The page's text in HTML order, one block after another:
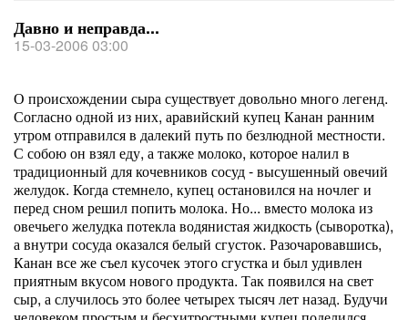
Давно и неправда...
15-03-2006 03:00
О происхождении сыра существует довольно много легенд.
Согласно одной из них, аравийский купец Канан ранним
утром отправился в далекий путь по безлюдной местности.
С собою он взял еду, а также молоко, которое налил в
традиционный для кочевников сосуд - высушенный овечий
желудок. Когда стемнело, купец остановился на ночлег и
перед сном решил попить молока. Но... вместо молока из
овечьего желудка потекла водянистая жидкость (сыворотка),
а внутри сосуда оказался белый сгусток. Разочаровавшись,
Канан все же съел кусочек этого сгустка и был удивлен
приятным вкусом нового продукта. Так появился на свет
сыр, а случилось это более четырех тысяч лет назад. Будучи